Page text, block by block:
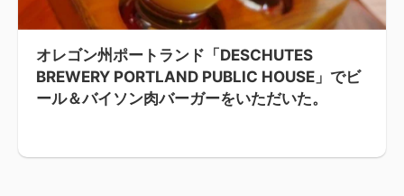
オレゴン州ポートランド「DESCHUTES
BREWERY PORTLAND PUBLIC HOUSE」でビ
ール＆バイソン肉バーガーをいただいた。